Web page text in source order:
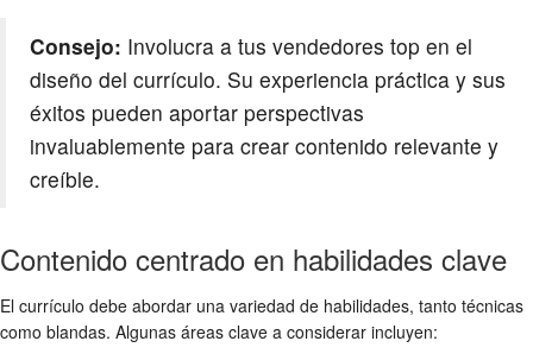
Consejo: Involucra a tus vendedores top en el
diseño del currículo. Su experiencia práctica y sus
éxitos pueden aportar perspectivas
invaluablemente para crear contenido relevante y
creíble.
Contenido centrado en habilidades clave
El currículo debe abordar una variedad de habilidades, tanto técnicas
como blandas. Algunas áreas clave a considerar incluyen: